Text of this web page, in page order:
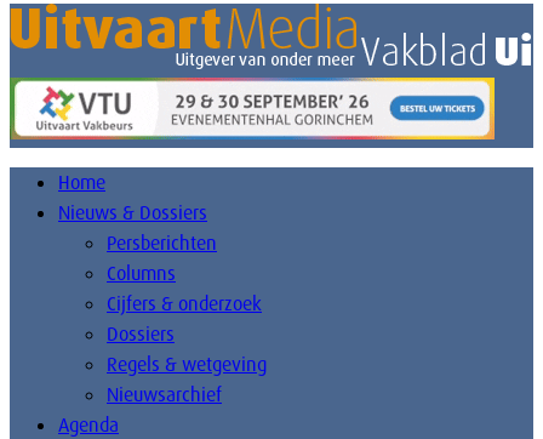
Home
Nieuws & Dossiers
Persberichten
Columns
Cijfers & onderzoek
Dossiers
Regels & wetgeving
Nieuwsarchief
Agenda